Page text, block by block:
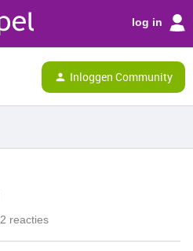
log in
Inloggen Community
2 reacties